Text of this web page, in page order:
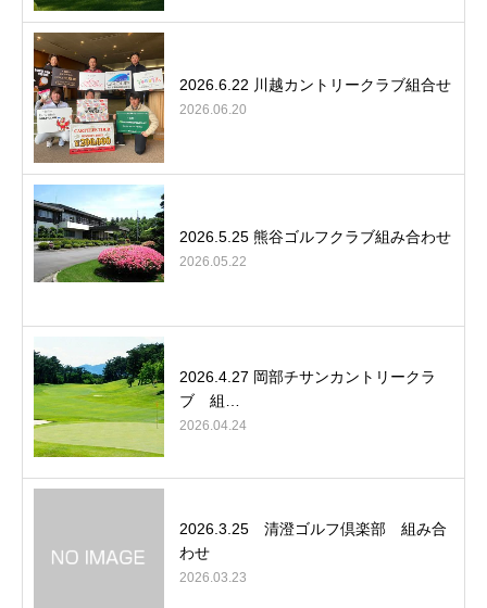
2026.6.22 川越カントリークラブ組合せ
2026.06.20
2026.5.25 熊谷ゴルフクラブ組み合わせ
2026.05.22
2026.4.27 岡部チサンカントリークラ
ブ 組…
2026.04.24
2026.3.25 清澄ゴルフ倶楽部 組み合
わせ
2026.03.23